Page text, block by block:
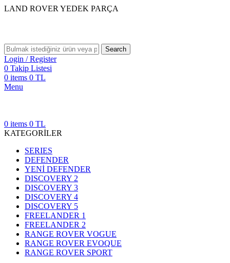
LAND ROVER YEDEK PARÇA
Search
Login / Register
0 Takip Listesi
0 items 0 TL
Menu
0 items 0 TL
KATEGORİLER
SERIES
DEFENDER
YENİ DEFENDER
DISCOVERY 2
DISCOVERY 3
DISCOVERY 4
DISCOVERY 5
FREELANDER 1
FREELANDER 2
RANGE ROVER VOGUE
RANGE ROVER EVOQUE
RANGE ROVER SPORT